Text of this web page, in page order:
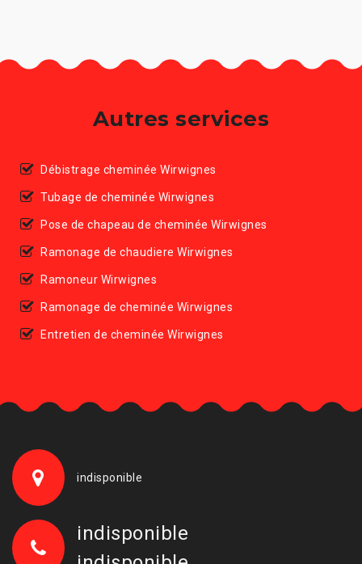
Autres services
Débistrage cheminée Wirwignes
Tubage de cheminée Wirwignes
Pose de chapeau de cheminée Wirwignes
Ramonage de chaudiere Wirwignes
Ramoneur Wirwignes
Ramonage de cheminée Wirwignes
Entretien de cheminée Wirwignes
indisponible
indisponible